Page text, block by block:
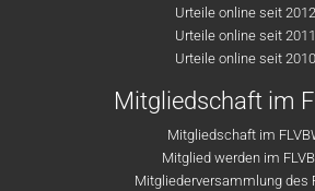
Urteile online seit 2012
Urteile online seit 2011
Urteile online seit 2010
Mitgliedschaft im
Mitgliedschaft im
Mitglied werden im
Mitgliederversammlung des